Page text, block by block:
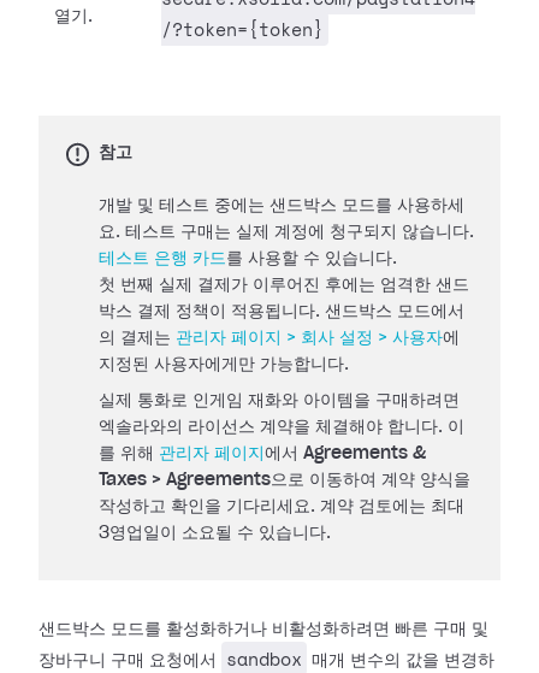
열기.
/?token={token}
참고
개발 및 테스트 중에는 샌드박스 모드를 사용하세
요. 테스트 구매는 실제 계정에 청구되지 않습니다.
테스트 은행 카드를 사용할 수 있습니다.
첫 번째 실제 결제가 이루어진 후에는 엄격한 샌드
박스 결제 정책이 적용됩니다. 샌드박스 모드에서
의 결제는 관리자 페이지 > 회사 설정 > 사용자에
지정된 사용자에게만 가능합니다.
실제 통화로 인게임 재화와 아이템을 구매하려면
엑솔라와의 라이선스 계약을 체결해야 합니다. 이
를 위해 관리자 페이지 에서 Agreements &
Taxes > Agreements으로 이동하여 계약 양식을
작성하고 확인을 기다리세요. 계약 검토에는 최대
3영업일이 소요될 수 있습니다.
샌드박스 모드를 활성화하거나 비활성화하려면 빠른 구매 및
장바구니 구매 요청에서
sandbox
매개 변수의 값을 변경하